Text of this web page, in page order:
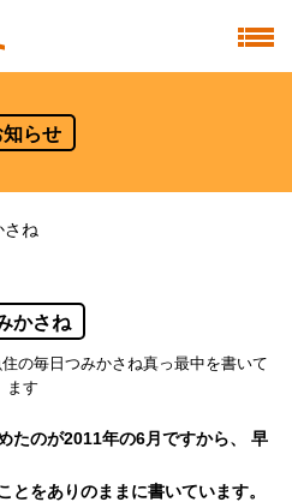
知らせ
さね
かさね
の毎日つみかさね真っ最中を書いて
ます
たのが2011年の6月ですから、
早
とをありのままに書いています。